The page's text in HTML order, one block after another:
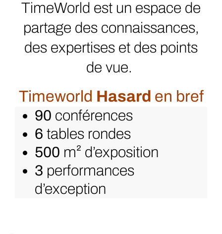
TimeWorld est un espace de
partage des connaissances,
des expertises et des points
de vue.
Timeworld Hasard en bref
90 conférences
6 tables rondes
500 m² d’exposition
3 performances
d’exception